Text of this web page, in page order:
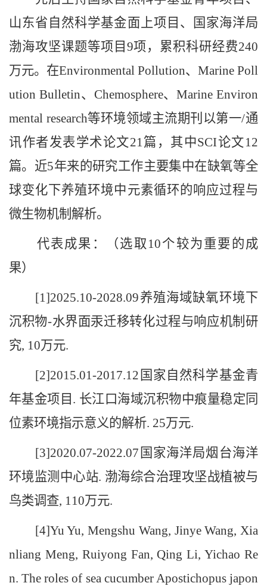
山东省自然科学基金面上项目、国家海洋局
渤海攻坚课题等项目9项，累积科研经费240
万元。在Environmental Pollution、Marine Poll
ution Bulletin、Chemosphere、Marine Environ
mental research等环境领域主流期刊以第一/通
讯作者发表学术论文21篇，其中SCI论文12
篇。近5年来的研究工作主要集中在缺氧等全
球变化下养殖环境中元素循环的响应过程与
微生物机制解析。
代表成果：（选取10个较为重要的成
果）
[1]2025.10-2028.09养殖海域缺氧环境下
沉积物-水界面汞迁移转化过程与响应机制研
究, 10万元.
[2]2015.01-2017.12国家自然科学基金青
年基金项目. 长江口海域沉积物中痕量稳定同
位素环境指示意义的解析. 25万元.
[3]2020.07-2022.07国家海洋局烟台海洋
环境监测中心站. 渤海综合治理攻坚战植被与
鸟类调查, 110万元.
[4]Yu Yu, Mengshu Wang, Jinye Wang, Xia
nliang Meng, Ruiyong Fan, Qing Li, Yichao Re
n. The roles of sea cucumber Apostichopus japon